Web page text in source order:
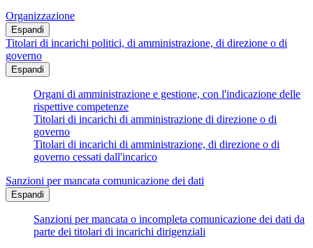
Organizzazione
Espandi
Titolari di incarichi politici, di amministrazione, di direzione o di
governo
Espandi
Organi di amministrazione e gestione, con l'indicazione delle
rispettive competenze
Titolari di incarichi di amministrazione di direzione o di
governo
Titolari di incarichi di amministrazione, di direzione o di
governo cessati dall'incarico
Sanzioni per mancata comunicazione dei dati
Espandi
Sanzioni per mancata o incompleta comunicazione dei dati da
parte dei titolari di incarichi dirigenziali